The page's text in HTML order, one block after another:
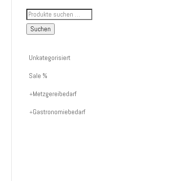
Suche
nach
oder
Produktname:
Suchen
Unkategorisiert
Sale %
Metzgereibedarf
Gastronomiebedarf